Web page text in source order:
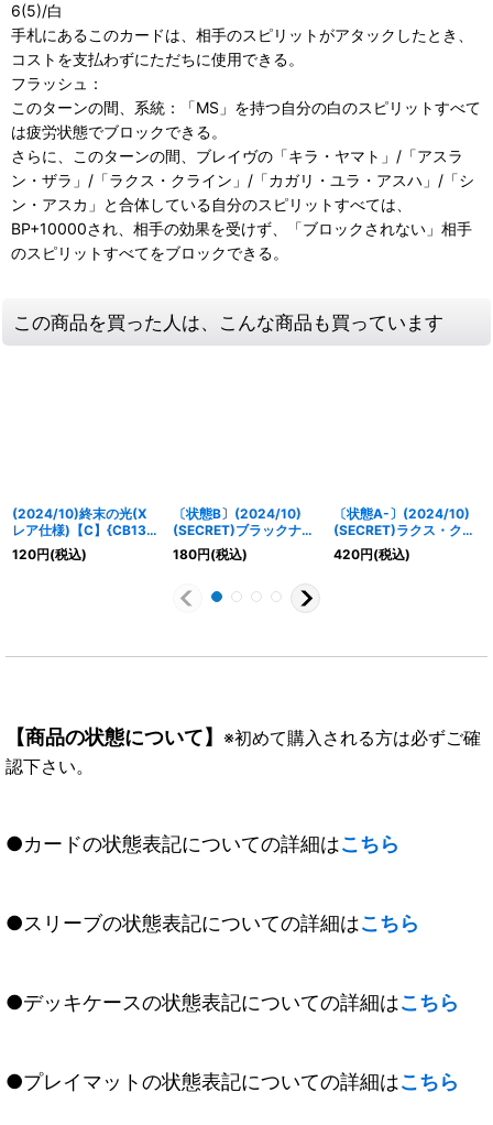
6(5)/白
手札にあるこのカードは、相手のスピリットがアタックしたとき、
コストを支払わずにただちに使用できる。
フラッシュ：
このターンの間、系統：「MS」を持つ自分の白のスピリットすべて
は疲労状態でブロックできる。
さらに、このターンの間、ブレイヴの「キラ・ヤマト」/「アスラ
ン・ザラ」/「ラクス・クライン」/「カガリ・ユラ・アスハ」/「シ
ン・アスカ」と合体している自分のスピリットすべては、
BP+10000され、相手の効果を受けず、「ブロックされない」相手
のスピリットすべてをブロックできる。
この商品を買った人は、こんな商品も買っています
(2024/10)終末の光(X
レア仕様)【C】{CB13-
077}《白》
120円(税込)
〔状態B〕(2024/10)
(SECRET)ブラックナイ
トスコード カルラ【X-
SEC】{CBX01-X01}
180円(税込)
〔状態A-〕(2024/10)
(SECRET)ラクス・クラ
イン[C.E.75]【M-
SEC】{CBX01-012}
420円(税込)
【商品の状態について】 ※初めて購入される方は必ずご確
認下さい。
●カードの状態表記についての詳細はこちら
●スリーブの状態表記についての詳細はこちら
●デッキケースの状態表記についての詳細はこちら
●プレイマットの状態表記についての詳細はこちら